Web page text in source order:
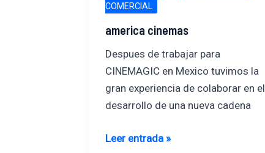
COMERCIAL
america cinemas
Despues de trabajar para
CINEMAGIC en Mexico tuvimos la
gran experiencia de colaborar en el
desarrollo de una nueva cadena
america
Leer entrada »